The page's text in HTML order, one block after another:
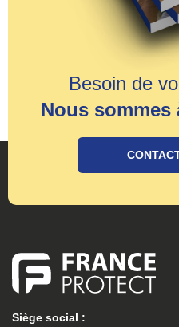
Besoin de
Nous sommes
Siège social :